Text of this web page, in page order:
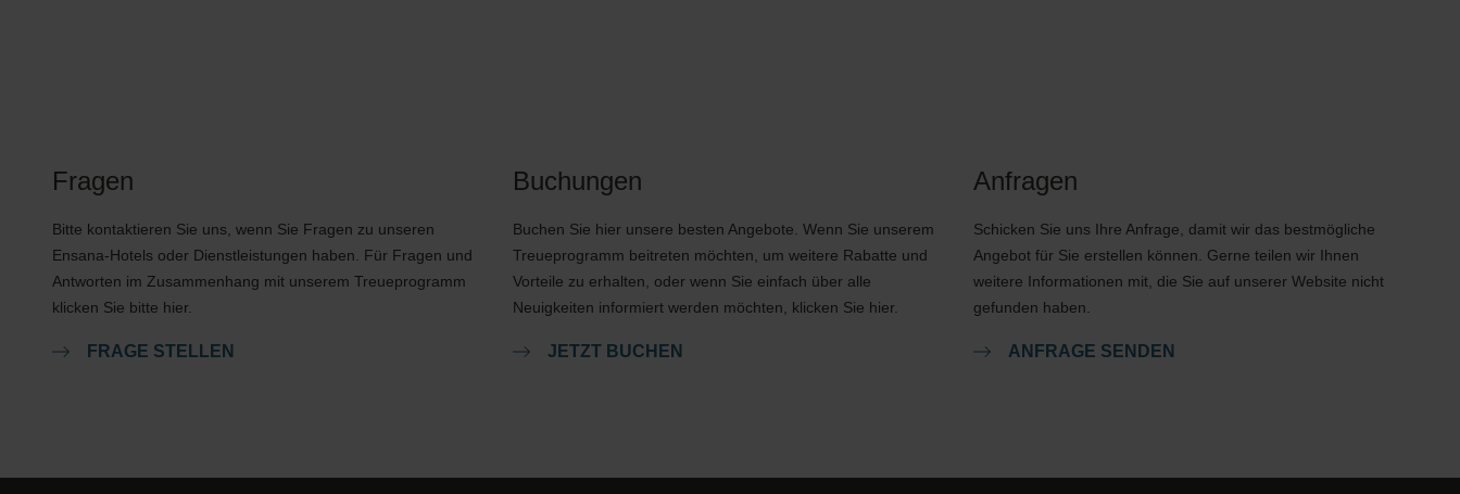
Fragen
Bitte kontaktieren Sie uns, wenn Sie Fragen zu unseren
Ensana-Hotels oder Dienstleistungen haben. Für Fragen und
Antworten im Zusammenhang mit unserem Treueprogramm
klicken Sie bitte hier.
FRAGE STELLEN
Buchungen
Buchen Sie hier unsere besten Angebote. Wenn Sie unserem
Treueprogramm beitreten möchten, um weitere Rabatte und
Vorteile zu erhalten, oder wenn Sie einfach über alle
Neuigkeiten informiert werden möchten, klicken Sie hier.
JETZT BUCHEN
Anfragen
Schicken Sie uns Ihre Anfrage, damit wir das bestmögliche
Angebot für Sie erstellen können. Gerne teilen wir Ihnen
weitere Informationen mit, die Sie auf unserer Website nicht
gefunden haben.
ANFRAGE SENDEN